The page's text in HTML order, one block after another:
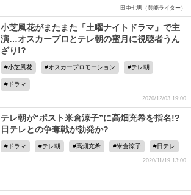
田中七男（芸能ライター）
小芝風花がまたまた「土曜ナイトドラマ」で主
演…オスカープロとテレ朝の蜜月に視聴者うん
ざり!?
小芝風花 オスカープロモーション テレ朝
ドラマ
2020/12/03 19:00
テレ朝が“ポスト米倉涼子”に高畑充希を指名!?
日テレとの争奪戦が勃発か?
ドラマ テレ朝 高畑充希 米倉涼子 日テレ
2020/11/19 13:00